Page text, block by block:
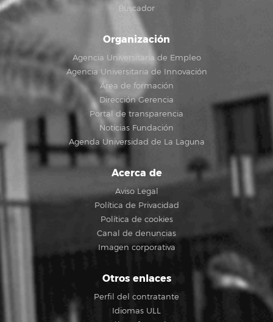
Buscador
Organización
Agencia Universitaria de Empleo
Agencia Universitaria de Innovación
Área de formación
Dirección Gerencia
Portal de transparencia
Noticias Fundación
Agenda Universidad de La Laguna
Acerca de
Aviso Legal
Política de Privacidad
Política de cookies
Canal de denuncias
Imagen corporativa
Otros enlaces
Perfil del contratante
Idiomas ULL